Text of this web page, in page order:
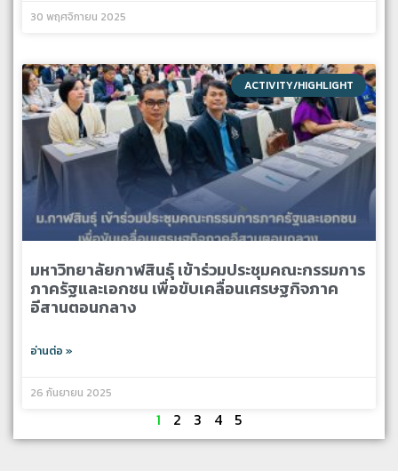
30 พฤศจิกายน 2025
ACTIVITY/HIGHLIGHT
มหาวิทยาลัยกาฬสินธุ์ เข้าร่วมประชุมคณะกรรมการ
ภาครัฐและเอกชน เพื่อขับเคลื่อนเศรษฐกิจภาค
อีสานตอนกลาง
อ่านต่อ »
26 กันยายน 2025
1 2 3 4 5